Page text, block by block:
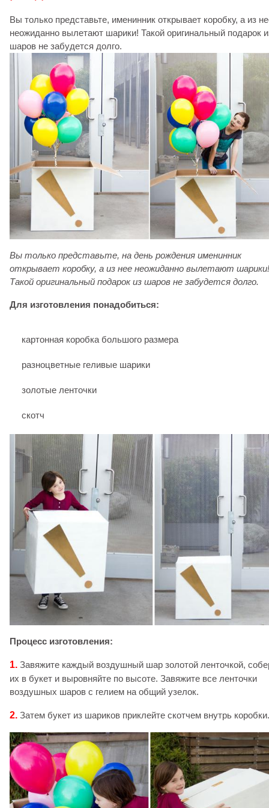
Вы только представьте, именинник открывает коробку, а из
неожиданно вылетают шарики! Такой оригинальный подарок
шаров не забудется долго.
Вы только представьте, на день рождения именинник
открывает коробку, а из нее неожиданно вылетают шарики!
Такой оригинальный подарок из шаров не забудется долго.
Для изготовления понадобиться:
картонная коробка большого размера
разноцветные геливые шарики
золотые ленточки
скотч
Процесс изготовления:
1. Завяжите каждый воздушный шар золотой ленточкой,
их в букет и выровняйте по высоте. Завяжите все ленточки
воздушных шаров с гелием на общий узелок.
2. Затем букет из шариков приклейте скотчем внутрь коробки.